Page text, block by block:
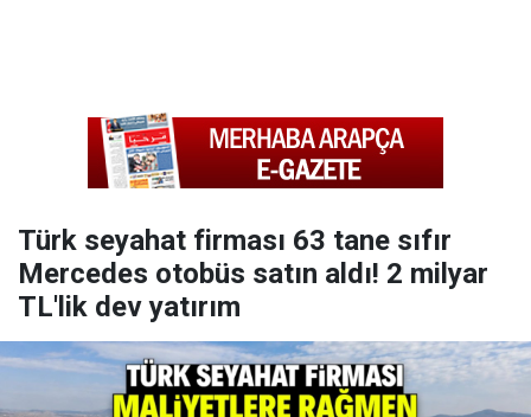
Türk seyahat firması 63 tane sıfır
Mercedes otobüs satın aldı! 2 milyar
TL'lik dev yatırım